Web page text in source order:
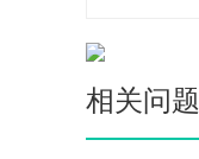
相关问题